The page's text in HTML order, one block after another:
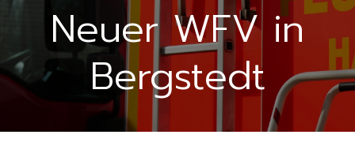
Neuer WFV in
Bergstedt